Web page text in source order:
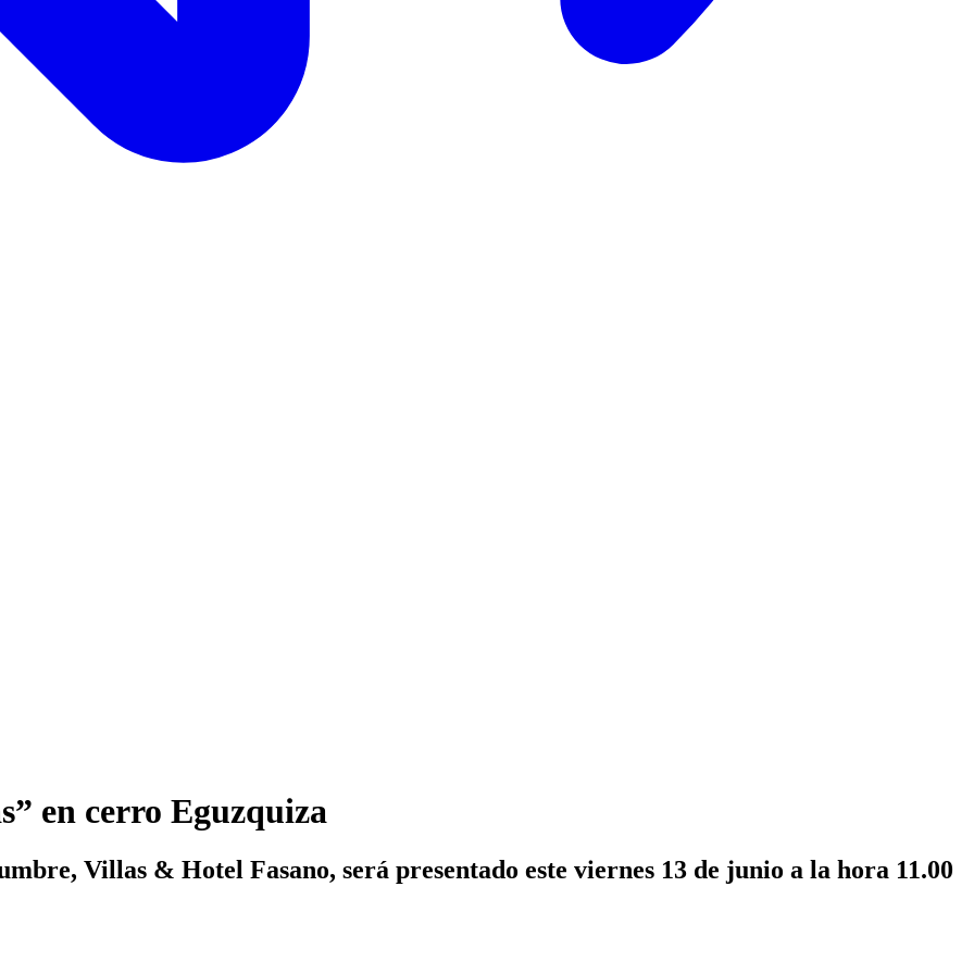
en cerro Eguzquiza
Villas & Hotel Fasano, será presentado este viernes 13 de junio a la hora 11.00